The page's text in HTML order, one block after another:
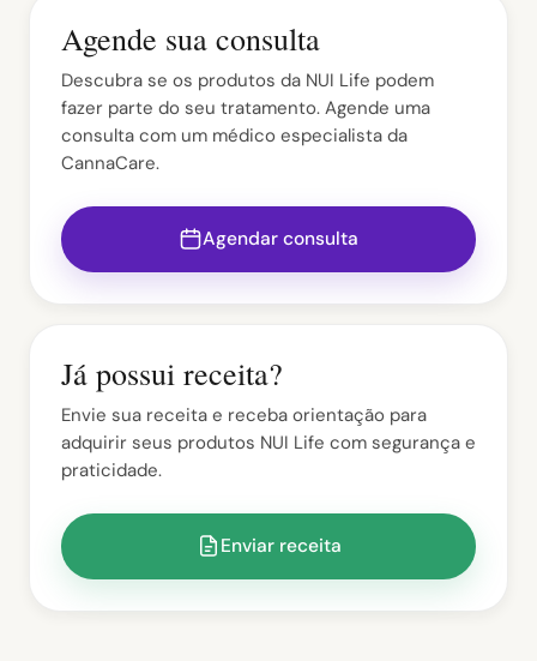
Agende sua consulta
Descubra se os produtos da NUI Life podem
fazer parte do seu tratamento. Agende uma
consulta com um médico especialista da
CannaCare.
Agendar consulta
Já possui receita?
Envie sua receita e receba orientação para
adquirir seus produtos NUI Life com segurança e
praticidade.
Enviar receita